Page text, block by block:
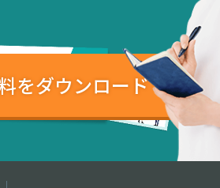
をダウンロード